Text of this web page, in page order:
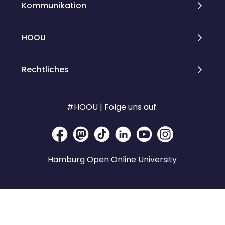
Kommunikation
HOOU
Rechtliches
#HOOU | Folge uns auf:
Hamburg Open Online University